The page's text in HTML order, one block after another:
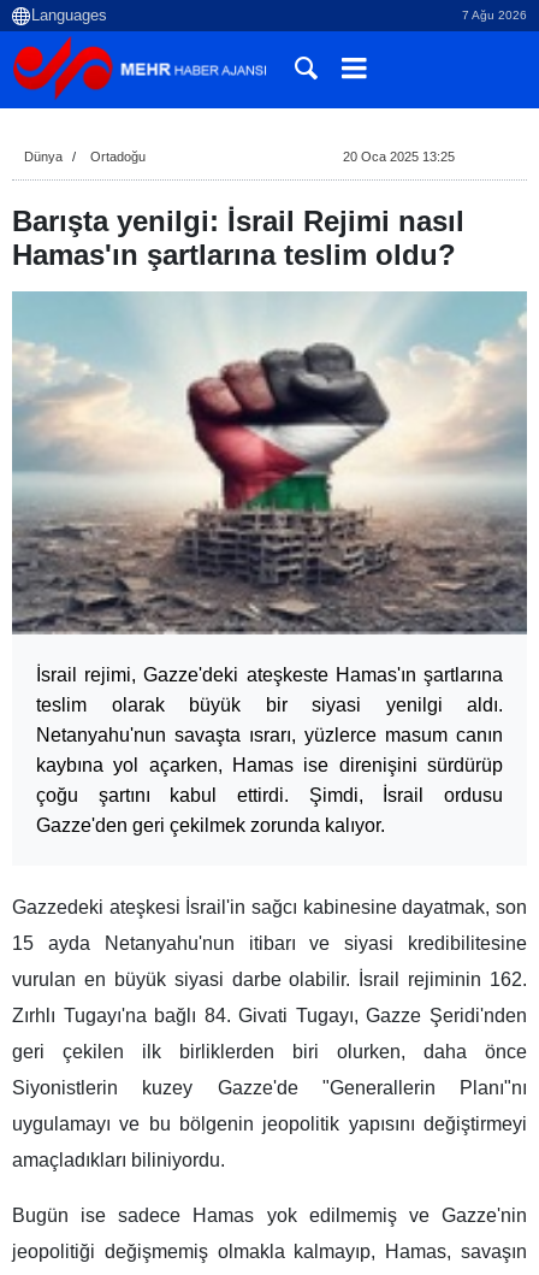
7 Ağu 2026
Dünya Ortadoğu 20 Oca 2025 13:25
Barışta yenilgi: İsrail Rejimi nasıl
Hamas'ın şartlarına teslim oldu?
İsrail rejimi, Gazze'deki ateşkeste Hamas'ın şartlarına
teslim olarak büyük bir siyasi yenilgi aldı.
Netanyahu'nun savaşta ısrarı, yüzlerce masum canın
kaybına yol açarken, Hamas ise direnişini sürdürüp
çoğu şartını kabul ettirdi. Şimdi, İsrail ordusu
Gazze'den geri çekilmek zorunda kalıyor.
Gazzedeki ateşkesi İsrail'in sağcı kabinesine dayatmak, son
15 ayda Netanyahu'nun itibarı ve siyasi kredibilitesine
vurulan en büyük siyasi darbe olabilir. İsrail rejiminin 162.
Zırhlı Tugayı'na bağlı 84. Givati Tugayı, Gazze Şeridi'nden
geri çekilen ilk birliklerden biri olurken, daha önce
Siyonistlerin kuzey Gazze'de "Generallerin Planı"nı
uygulamayı ve bu bölgenin jeopolitik yapısını değiştirmeyi
amaçladıkları biliniyordu.
Bugün ise sadece Hamas yok edilmemiş ve Gazze'nin
jeopolitiği değişmemiş olmakla kalmayıp, Hamas, savaşın